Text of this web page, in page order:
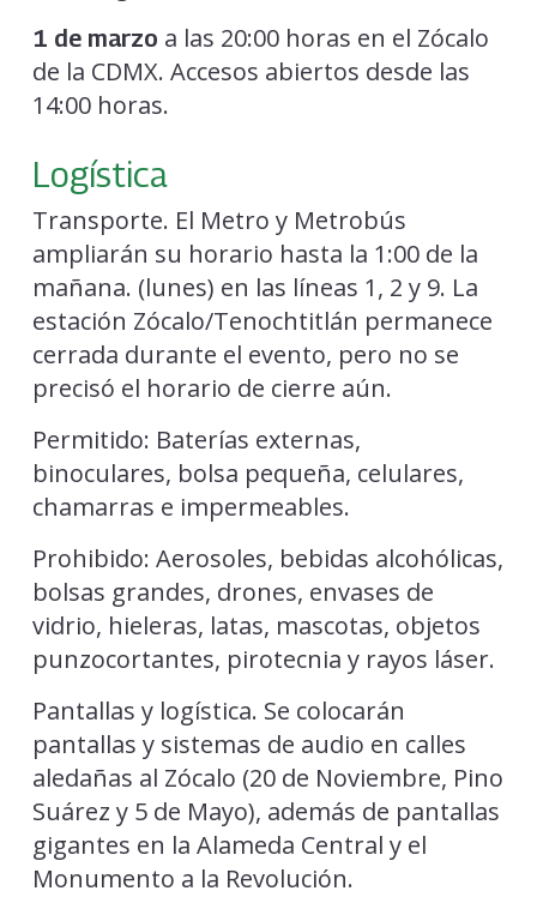
1 de marzo a las 20:00 horas en el Zócalo
de la CDMX. Accesos abiertos desde las
14:00 horas.
Logística
Transporte. El Metro y Metrobús
ampliarán su horario hasta la 1:00 de la
mañana. (lunes) en las líneas 1, 2 y 9. La
estación Zócalo/Tenochtitlán permanece
cerrada durante el evento, pero no se
precisó el horario de cierre aún.
Permitido: Baterías externas,
binoculares, bolsa pequeña, celulares,
chamarras e impermeables.
Prohibido: Aerosoles, bebidas alcohólicas,
bolsas grandes, drones, envases de
vidrio, hieleras, latas, mascotas, objetos
punzocortantes, pirotecnia y rayos láser.
Pantallas y logística. Se colocarán
pantallas y sistemas de audio en calles
aledañas al Zócalo (20 de Noviembre, Pino
Suárez y 5 de Mayo), además de pantallas
gigantes en la Alameda Central y el
Monumento a la Revolución.